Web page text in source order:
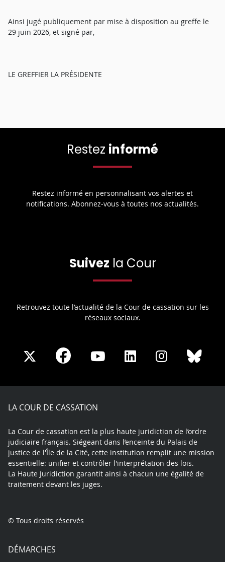
Ainsi jugé publiquement par mise à disposition au greffe le
29 juin 2026, et signé par,
LE GREFFIER LA PRÉSIDENTE
Restez informé
Restez informé en personnalisant vos alertes et
notifications. Abonnez-vous à toutes nos actualités.
Suivez la Cour
Retrouvez toute l’actualité de la Cour de cassation sur les
réseaux sociaux.
Share
X
Share
Facebook
Share
Youtube
Share
LinkedIn
Share
Instagram
LA COUR DE CASSATION
La Cour de cassation est la plus haute juridiction de l’ordre
judiciaire français. Siégeant dans l’enceinte du Palais de
justice de l'Île de la Cité, cette institution remplit une mission
essentielle: unifier et contrôler l'interprétation des lois.
La Haute Juridiction garantit ainsi à chacun une égalité de
traitement devant les juges.
© Tous droits réservés
DÉMARCHES